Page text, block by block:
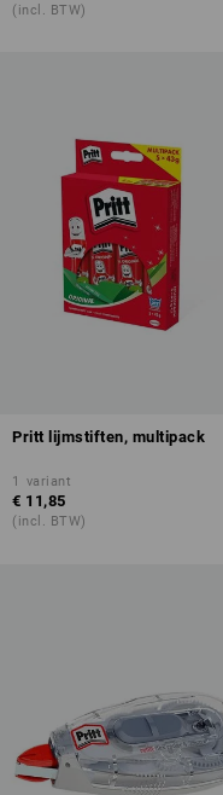
(incl. BTW)
Pritt lijmstiften, multipack
1 variant
€ 11,85
(incl. BTW)